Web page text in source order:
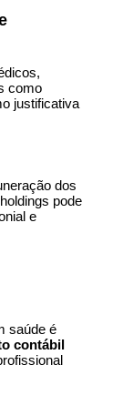
como
justificativa
dos
pode
e
saúde é
contábil